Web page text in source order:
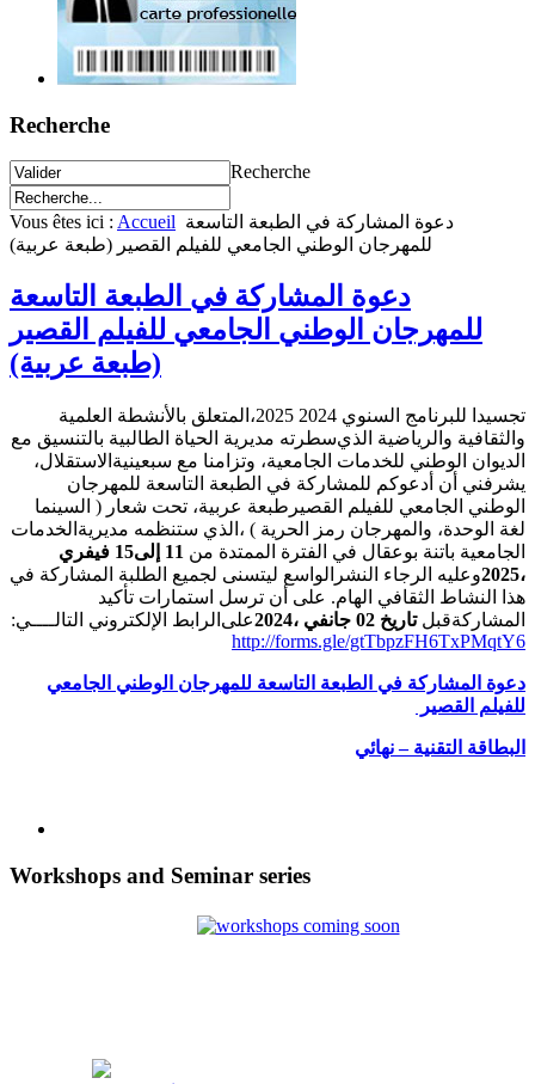
Recherche
Recherche
Vous êtes ici : Accueil دعوة المشاركة في الطبعة التاسعة
للمهرجان الوطني الجامعي للفيلم القصير (طبعة عربية)
دعوة المشاركة في الطبعة التاسعة
للمهرجان الوطني الجامعي للفيلم القصير
(طبعة عربية)
تجسيدا للبرنامج السنوي 2024 2025
،المتعلق بالأنشطة العلمية
والثقافية والرياضية الذيسطرته مديرية الحياة الطالبية بالتنسيق مع
الديوان الوطني للخدمات الجامعية، وتزامنا مع سبعينية الاستقلال،
يشرفني أن أدعوكم للمشاركة في الطبعة التاسعة للمهرجان
الوطني الجامعي للفيلم القصير طبعة عربية، تحت شعار ( السينما
لغة الوحدة، والمهرجان رمز الحرية ) ،الذي ستنظمه مديرية الخدمات
الجامعية باتنة بوعقال في الفترة الممتدة من
11 إلى15 فيفري
،2025
وعليه الرجاء النشر الواسع ليتسنى لجميع الطلبة المشاركة في
هذا النشاط الثقافي الهام. على أن ترسل استمارات تأكيد
المشاركةقبلتاريخ 02 جانفي ،2024 على الرابط الإلكتروني التالــــي:
http://forms.gle/gtTbpzFH6TxPMqtY6
دعوة المشاركة في الطبعة التاسعة للمهرجان الوطني الجامعي
للفيلم القصير
البطاقة التقنية – نهائي
Workshops and Seminar series